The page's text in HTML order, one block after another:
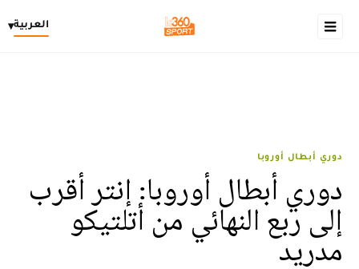
العربية▾
دوري أبطال أوروبا
دوري أبطال أوروبا: إنتر أقرب
إلى ربع النهائي من أتلتيكو
مدريد